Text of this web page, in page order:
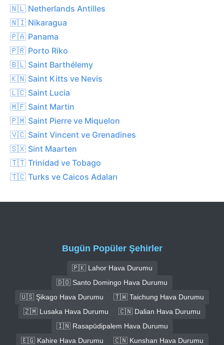
🇳🇱 Netherlands Antilles
🇳🇮 Nikaragua
🇵🇦 Panama
🇵🇷 Porto Riko
🇧🇱 Saint Barthélemy
🇰🇳 Saint Kitts ve Nevis
🇱🇨 Saint Lucia
🇲🇫 Saint Martin
🇵🇲 Saint Pierre ve Miquelon
🇻🇨 Saint Vincent ve Grenadines
🇸🇽 Sint Maarten
🇹🇹 Trinidad ve Tobago
🇹🇨 Turks ve Caicos Adaları
Bugün Popüler Şehirler
🇵🇰 Lahor Hava Durumu
🇩🇴 Santo Domingo Hava Durumu
🇺🇸 Şikago Hava Durumu
🇹🇼 Taichung Hava Durumu
🇿🇲 Lusaka Hava Durumu
🇨🇳 Dalian Hava Durumu
🇮🇳 Rasapūdipalem Hava Durumu
🇪🇬 Kahire Hava Durumu
🇨🇳 Kunshan Hava Durumu